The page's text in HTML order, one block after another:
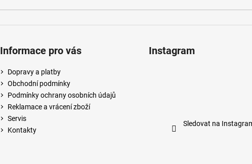
Informace pro vás
Dopravy a platby
Obchodní podmínky
Podmínky ochrany osobních údajů
Reklamace a vrácení zboží
Servis
Kontakty
Instagram
Sledovat na